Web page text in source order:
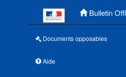
Bulletin
Documents opposables
Aide